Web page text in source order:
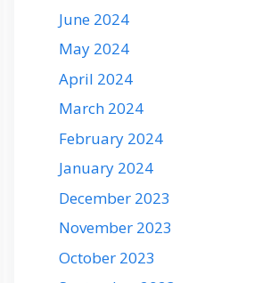
June 2024
May 2024
April 2024
March 2024
February 2024
January 2024
December 2023
November 2023
October 2023